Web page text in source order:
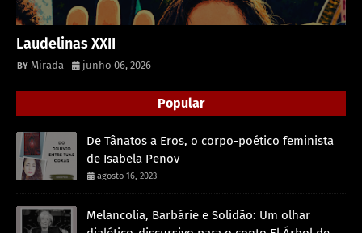
Laudelinas XXII
Mirada junho 06, 2026
Popular
De Tânatos a Eros, o corpo-poético feminista
de Isabela Penov
agosto 16, 2023
Melancolia, Barbárie e Solidão: Um olhar